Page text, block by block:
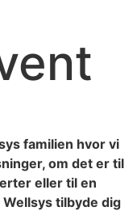
familien hvor vi
om det er til
eller til en
tilbyde dig